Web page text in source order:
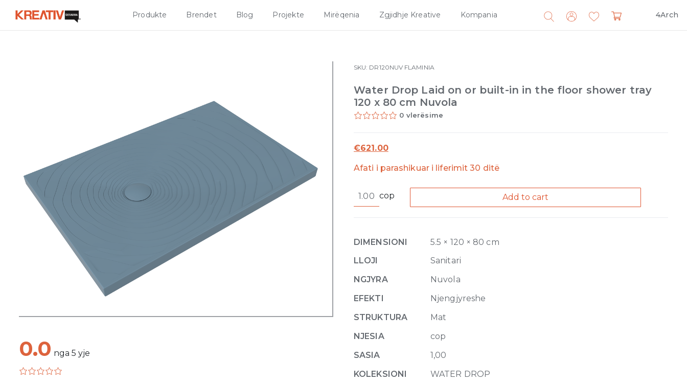
Produkte Brendet Blog Projekte Mirëqenia Zgjidhje Kreative Kompania 4Arch
Search
for:
0.0 nga 5 yje
SKU: DR120NUV FLAMINIA
Water Drop Laid on or built-in in the floor shower tray
120 x 80 cm Nuvola
0 vlerësime
€621.00
Afati i parashikuar i liferimit 30 ditë
Drop
built-
in
the
floor
tray
120
80
cm
cop Add to cart
DIMENSIONI
5.5 × 120 × 80 cm
LLOJI
Sanitari
NGJYRA
Nuvola
EFEKTI
Njengjyreshe
STRUKTURA
Mat
NJESIA
cop
SASIA
1,00
KOLEKSIONI
WATER DROP